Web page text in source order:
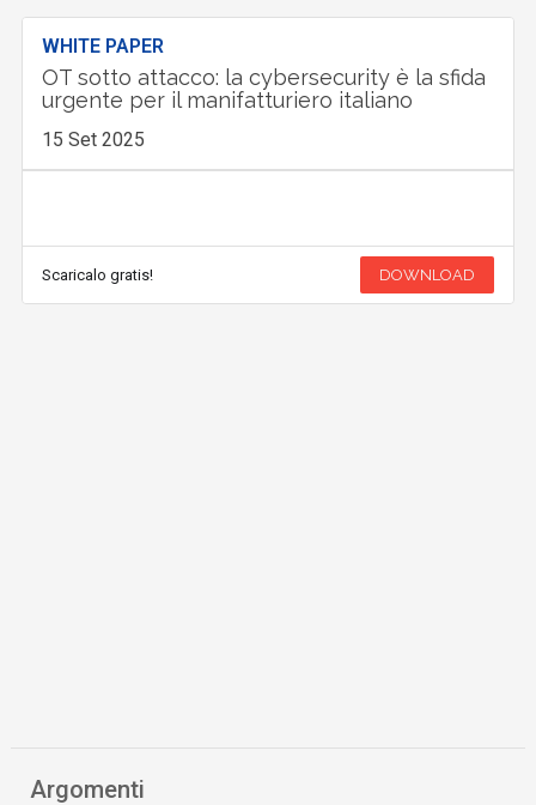
WHITE PAPER
OT sotto attacco: la cybersecurity è la sfida
urgente per il manifatturiero italiano
15 Set 2025